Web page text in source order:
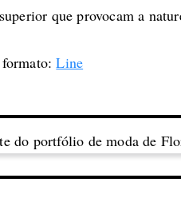
que provocam a
formato:Line